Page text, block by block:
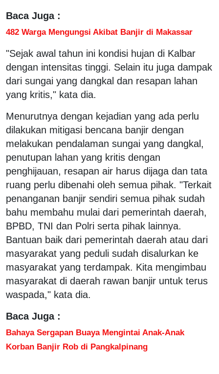
Baca Juga :
482 Warga Mengungsi Akibat Banjir di Makassar
"Sejak awal tahun ini kondisi hujan di Kalbar
dengan intensitas tinggi. Selain itu juga dampak
dari sungai yang dangkal dan resapan lahan
yang kritis," kata dia.
Menurutnya dengan kejadian yang ada perlu
dilakukan mitigasi bencana banjir dengan
melakukan pendalaman sungai yang dangkal,
penutupan lahan yang kritis dengan
penghijauan, resapan air harus dijaga dan tata
ruang perlu dibenahi oleh semua pihak. "Terkait
penanganan banjir sendiri semua pihak sudah
bahu membahu mulai dari pemerintah daerah,
BPBD, TNI dan Polri serta pihak lainnya.
Bantuan baik dari pemerintah daerah atau dari
masyarakat yang peduli sudah disalurkan ke
masyarakat yang terdampak. Kita mengimbau
masyarakat di daerah rawan banjir untuk terus
waspada," kata dia.
Baca Juga :
Bahaya Sergapan Buaya Mengintai Anak-Anak
Korban Banjir Rob di Pangkalpinang